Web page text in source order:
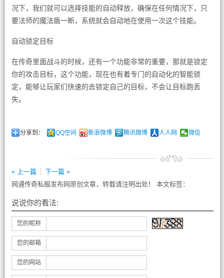
况下，我们就可以选择技能的自动释放，确保在任何情况下，只
要法师的魔法盾一断，系统就会自动地在使用一次这个技能。
自动锁定目标
在传奇里面战斗的时候，还有一个功能非常的重要，那就是锁定
你的攻击目标，这个功能，现在也有着专门的自动化的智能锁
定，能够让玩家们快速的去锁定自己的目标，不会让目标跑丢
失。
分享到： QQ空间 新浪微博 腾讯微博 人人网 微信
« 上一篇
下一篇 »
网通传奇私服发布网原创文章，转载请注明出处！ 本文标签：
说说你的看法:
您的昵称
您的邮箱
您的网站